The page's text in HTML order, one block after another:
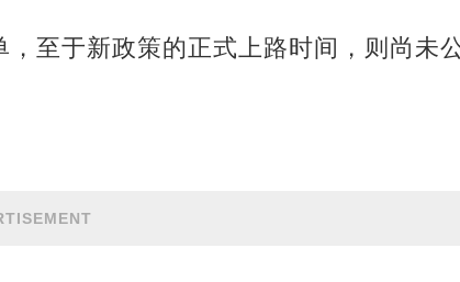
至于新政策的正式上路时间，则尚未